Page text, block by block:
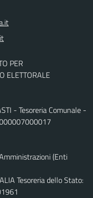
PER
ELETTORALE
- Tesoreria Comunale -
(Enti
Tesoreria dello Stato: